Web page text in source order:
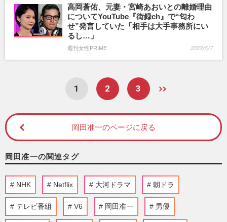
高岡蒼佑、元妻・宮崎あおいとの離婚理由
についてYouTube『街録ch』で“匂わ
せ”発言していた「相手は大手事務所にい
るし…」
週刊女性PRIME 2023/5/7
1 2 3
岡田准一のページに戻る
岡田准一の関連タグ
NHK Netflix 大河ドラマ 朝ドラ
テレビ番組 V6 岡田准一 男優